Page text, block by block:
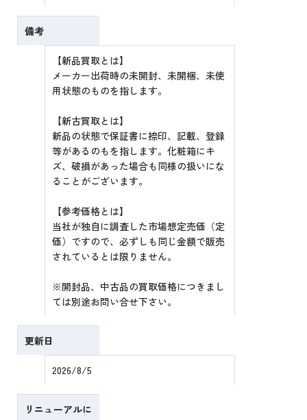
備考
【新品買取とは】
メーカー出荷時の未開封、未開梱、未使
用状態のものを指します。
【新古買取とは】
新品の状態で保証書に捺印、記載、登録
等があるのもを指します。化粧箱にキ
ズ、破損があった場合も同様の扱いにな
ることがございます。
【参考価格とは】
当社が独自に調査した市場想定売価（定
価）ですので、必ずしも同じ金額で販売
されているとは限りません。
※開封品、中古品の買取価格につきまし
ては別途お問い合せ下さい。
更新日
2026/8/5
リニューアルに